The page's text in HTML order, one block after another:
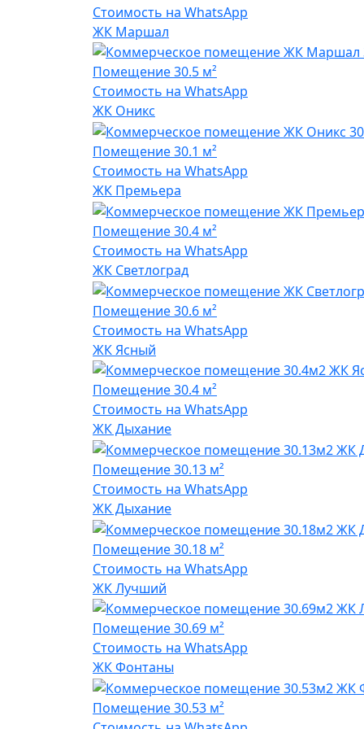
Стоимость на WhatsApp
ЖК Маршал
Помещение30.5 м²
Стоимость на WhatsApp
ЖК Оникс
Помещение30.1 м²
Стоимость на WhatsApp
ЖК Премьера
Помещение30.4 м²
Стоимость на WhatsApp
ЖК Светлоград
Помещение30.6 м²
Стоимость на WhatsApp
ЖК Ясный
Помещение30.4 м²
Стоимость на WhatsApp
ЖК Дыхание
Помещение30.13 м²
Стоимость на WhatsApp
ЖК Дыхание
Помещение30.18 м²
Стоимость на WhatsApp
ЖК Лучший
Помещение30.69 м²
Стоимость на WhatsApp
ЖК Фонтаны
Помещение30.53 м²